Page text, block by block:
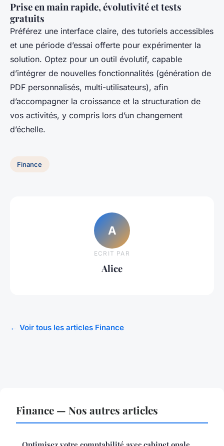
Prise en main rapide, évolutivité et tests
gratuits
Préférez une interface claire, des tutoriels accessibles
et une période d’essai offerte pour expérimenter la
solution. Optez pour un outil évolutif, capable
d’intégrer de nouvelles fonctionnalités (génération de
PDF personnalisés, multi-utilisateurs), afin
d’accompagner la croissance et la structuration de
vos activités, y compris lors d’un changement
d’échelle.
Finance
A
ECRIT PAR
Alice
← Voir tous les articles Finance
Finance — Nos autres articles